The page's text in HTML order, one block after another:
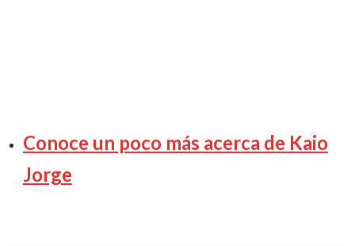
Conoce un poco más acerca de Kaio
Jorge